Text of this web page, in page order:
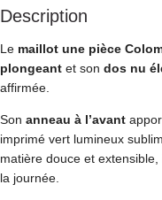
Description
Le maillot une pièce
plongeant et son dos nu
affirmée.
Son anneau à l’avant
imprimé vert lumineux
matière douce et
la journée.